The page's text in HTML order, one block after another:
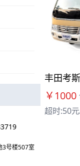
3号楼507室
丰田考
￥1000
超时:50